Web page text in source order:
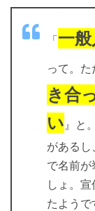
「一
って。
き合
い 』と
があるし
で名前
しょ。
たようで